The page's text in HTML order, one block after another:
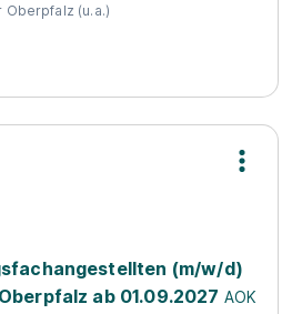
Oberpfalz (u.a.)
(m/w/d)
ab 01.09.2027 AOK